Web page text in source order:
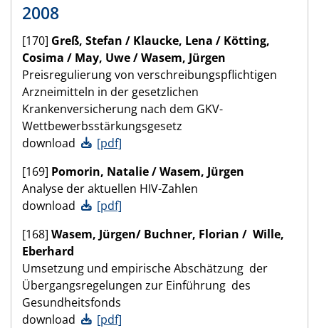
2008
[170] Greß, Stefan / Klaucke, Lena / Kötting,
Cosima / May, Uwe/Wasem, Jürgen
Preisregulierung von verschreibungspflichtigen
Arzneimitteln in der gesetzlichen
Krankenversicherung nach dem GKV-
Wettbewerbsstärkungsgesetz
download
[pdf]
[169] Pomorin, Natalie/Wasem, Jürgen
Analyse der aktuellen HIV-Zahlen
download
[pdf]
[168] Wasem, Jürgen/ Buchner, Florian / Wille,
Eberhard
Umsetzung und empirische Abschätzung der
Übergangsregelungen zur Einführung des
Gesundheitsfonds
download
[pdf]